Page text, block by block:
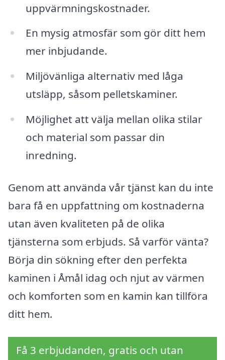
uppvärmningskostnader.
En mysig atmosfär som gör ditt hem
mer inbjudande.
Miljövänliga alternativ med låga
utsläpp, såsom pelletskaminer.
Möjlighet att välja mellan olika stilar
och material som passar din
inredning.
Genom att använda vår tjänst kan du inte
bara få en uppfattning om kostnaderna
utan även kvaliteten på de olika
tjänsterna som erbjuds. Så varför vänta?
Börja din sökning efter den perfekta
kaminen i Åmål idag och njut av värmen
och komforten som en kamin kan tillföra
ditt hem.
Få 3 erbjudanden, gratis och utan